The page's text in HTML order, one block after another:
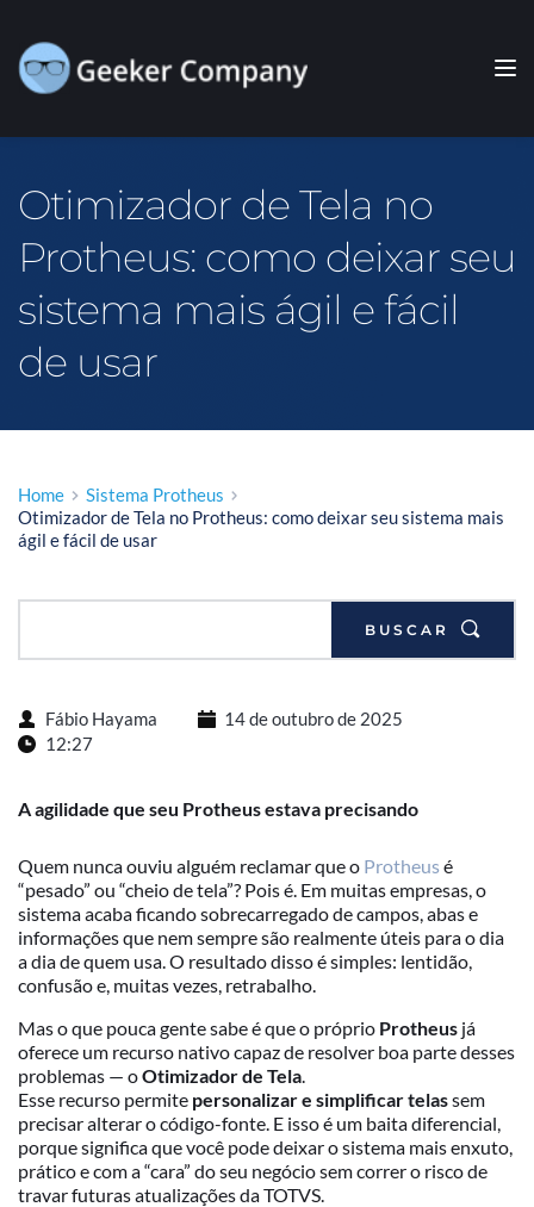
Otimizador de Tela no
Protheus: como deixar seu
sistema mais ágil e fácil
de usar
Home
Sistema Protheus
Otimizador de Tela no Protheus: como deixar seu sistema mais
ágil e fácil de usar
BUSCAR
Fábio Hayama
14 de outubro de 2025
12:27
A agilidade que seu Protheus estava precisando
Quem nunca ouviu alguém reclamar que o Protheusé
“pesado” ou “cheio de tela”? Pois é. Em muitas empresas, o
sistema acaba ficando sobrecarregado de campos, abas e
informações que nem sempre são realmente úteis para o dia
a dia de quem usa. O resultado disso é simples: lentidão,
confusão e, muitas vezes, retrabalho.
Mas o que pouca gente sabe é que o próprio Protheus já
oferece um recurso nativo capaz de resolver boa parte desses
problemas — oOtimizador de Tela.
Esse recurso permite personalizar e simplificar telassem
precisar alterar o código-fonte. E isso é um baita diferencial,
porque significa que você pode deixar o sistema mais enxuto,
prático e com a “cara” do seu negócio sem correr o risco de
travar futuras atualizações da TOTVS.